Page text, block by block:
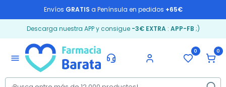
Envíos GRATIS a Península en pedidos +65€
Descarga nuestra APP y consigue -3€ EXTRA: APP-FB ;)
menu
0 0